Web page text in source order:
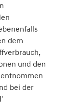
dem
und den
bei der